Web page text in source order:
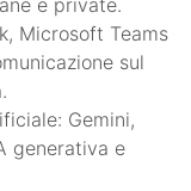
Microsoft Teams
sul
Gemini,
generativa e